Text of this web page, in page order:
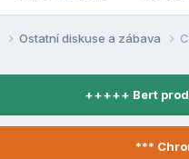
Ostatní diskuse a zábava
+++++ Bert
***